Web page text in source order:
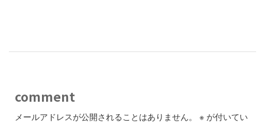
comment
メールアドレスが公開されることはありません。 ※ が付いてい